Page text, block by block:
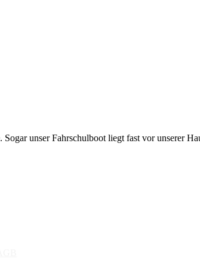
unser Fahrschulboot liegt fast vor unserer